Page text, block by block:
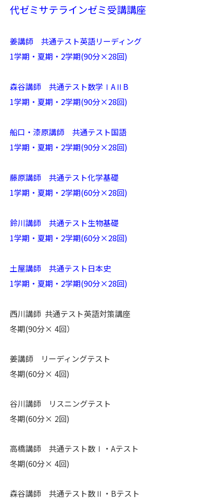
代ゼミサテラインゼミ受講講座
姜講師 共通テスト英語リーディング
1学期・夏期・2学期(90分×28回)
森谷講師 共通テスト数学ⅠAⅡB
1学期・夏期・2学期(90分×28回)
船口・漆原講師 共通テスト国語
1学期・夏期・2学期(90分×28回)
藤原講師 共通テスト化学基礎
1学期・夏期・2学期(60分×28回)
鈴川講師 共通テスト生物基礎
1学期・夏期・2学期(60分×28回)
土屋講師 共通テスト日本史
1学期・夏期・2学期(90分×28回)
西川講師 共通テスト英語対策講座
冬期(90分× 4回）
姜講師 リーディングテスト
冬期(60分× 4回)
谷川講師 リスニングテスト
冬期(60分× 2回)
高橋講師 共通テスト数Ⅰ・Aテスト
冬期(60分× 4回)
森谷講師 共通テスト数Ⅱ・Bテスト